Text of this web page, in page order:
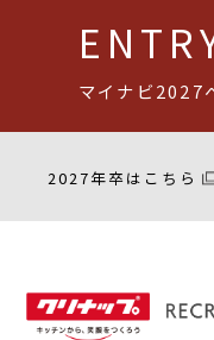
マイナビ2027
2027年卒はこちら